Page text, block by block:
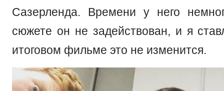
Сазерленда. Времени у него
сюжете он не задействован, и я
итоговом фильме это не изменится.